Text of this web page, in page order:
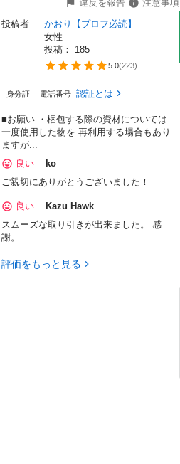
違反を報告
注意事項
投稿者
かおり【プロフ必読】
女性
投稿： 185
5.0(223)
身分証 電話番号 認証とは
■お願い ・梱包する際の資材については
一度使用した物を 再利用する場合もあり
ますが...
良い
ko
ご親切にありがとうございました！
良い
Kazu Hawk
スムーズな取り引きが出来ました。 感
謝。
評価をもっと見る